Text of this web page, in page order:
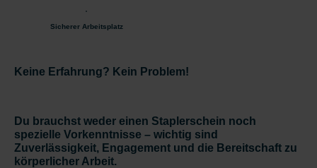
Sicherer Arbeitsplatz
Keine Erfahrung? Kein Problem!
Du brauchst weder einen Staplerschein noch
spezielle Vorkenntnisse – wichtig sind
Zuverlässigkeit, Engagement und die Bereitschaft zu
körperlicher Arbeit.